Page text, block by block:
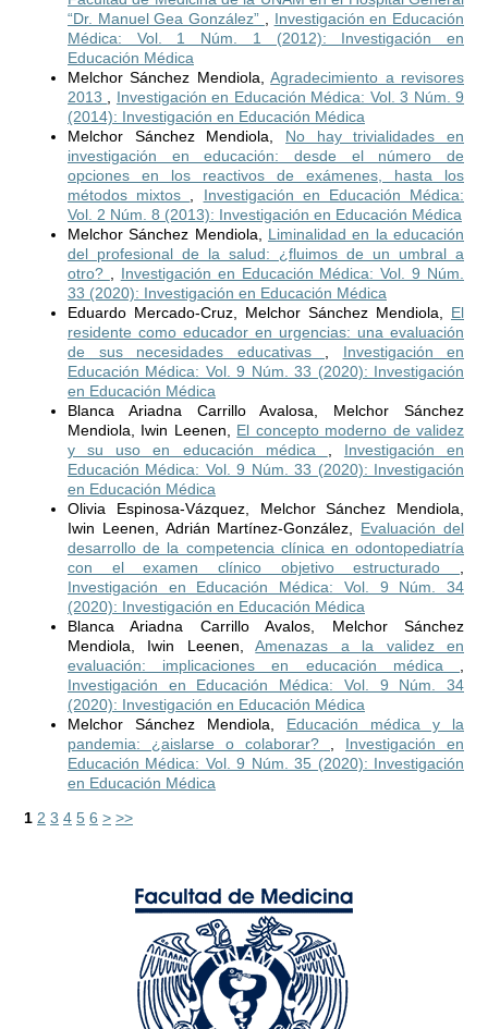
“Dr. Manuel Gea González” , Investigación en Educación
Médica: Vol. 1 Núm. 1 (2012): Investigación en
Educación Médica
Melchor Sánchez Mendiola,Agradecimiento a revisores
2013 , Investigación en Educación Médica: Vol. 3 Núm. 9
(2014): Investigación en Educación Médica
Melchor Sánchez Mendiola, No hay trivialidades en
investigación en educación: desde el número de
opciones en los reactivos de exámenes, hasta los
métodos mixtos , Investigación en Educación Médica:
Vol. 2 Núm. 8 (2013): Investigación en Educación Médica
Melchor Sánchez Mendiola, Liminalidad en la educación
del profesional de la salud: ¿fluimos de un umbral a
otro? , Investigación en Educación Médica: Vol. 9 Núm.
33 (2020): Investigación en Educación Médica
Eduardo Mercado-Cruz, Melchor Sánchez Mendiola, El
residente como educador en urgencias: una evaluación
de sus necesidades educativas , Investigación en
Educación Médica: Vol. 9 Núm. 33 (2020): Investigación
en Educación Médica
Blanca Ariadna Carrillo Avalosa, Melchor Sánchez
Mendiola, Iwin Leenen, El concepto moderno de validez
y su uso en educación médica , Investigación en
Educación Médica: Vol. 9 Núm. 33 (2020): Investigación
en Educación Médica
Olivia Espinosa-Vázquez, Melchor Sánchez Mendiola,
Iwin Leenen, Adrián Martínez-González, Evaluación del
desarrollo de la competencia clínica en odontopediatría
con el examen clínico objetivo estructurado ,
Investigación en Educación Médica: Vol. 9 Núm. 34
(2020): Investigación en Educación Médica
Blanca Ariadna Carrillo Avalos, Melchor Sánchez
Mendiola, Iwin Leenen,Amenazas a la validez en
evaluación: implicaciones en educación médica ,
Investigación en Educación Médica: Vol. 9 Núm. 34
(2020): Investigación en Educación Médica
Melchor Sánchez Mendiola, Educación médica y la
pandemia: ¿aislarse o colaborar? , Investigación en
Educación Médica: Vol. 9 Núm. 35 (2020): Investigación
en Educación Médica
1 2 3 4 5 6 > >>